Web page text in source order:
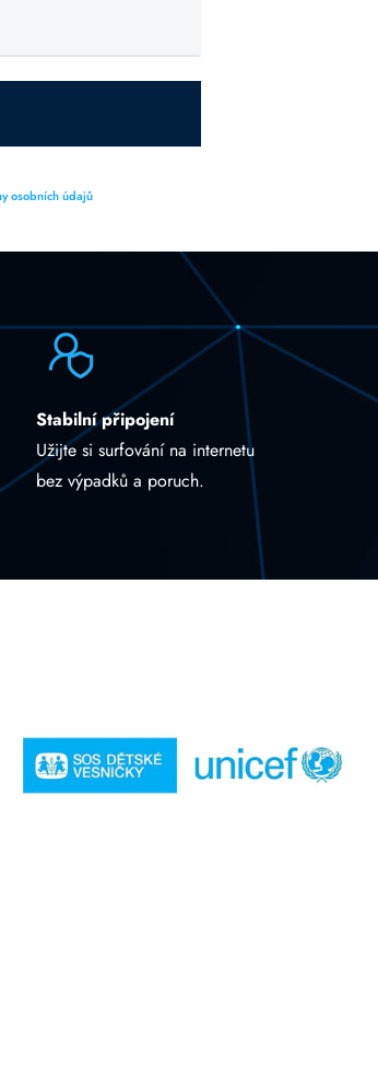
osobních údajů
Stabilní připojení
Užijte si surfování na internetu
bez výpadků a poruch.